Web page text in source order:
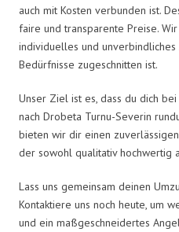
auch mit Kosten verbunden ist.
faire und transparente Preise.
individuelles und
Bedürfnisse zugeschnitten ist.
Unser Ziel ist es, dass du dich
nach Drobeta Turnu-Severin
bieten wir dir einen
der sowohl qualitativ hochwertig
Lass uns gemeinsam deinen
Kontaktiere uns noch heute, um
und ein maßgeschneidertes